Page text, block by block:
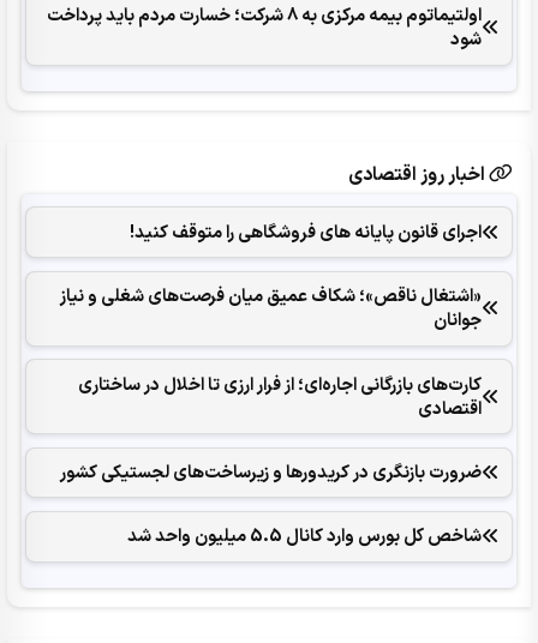
اولتیماتوم بیمه مرکزی به 8 شرکت؛ خسارت مردم باید پرداخت
شود
اخبار روز اقتصادی
اجرای قانون پایانه های فروشگاهی را متوقف کنید!
«اشتغال ناقص»؛ شکاف عمیق میان فرصت‌های شغلی و نیاز
جوانان
کارت‌های بازرگانی اجاره‌ای؛ از فرار ارزی تا اخلال در ساختاری
اقتصادی
ضرورت بازنگری در کریدورها و زیرساخت‌های لجستیکی کشور
شاخص کل بورس وارد کانال 5.5 میلیون واحد شد